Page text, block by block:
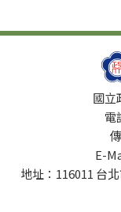
國立
電
E-
地址：116011 台